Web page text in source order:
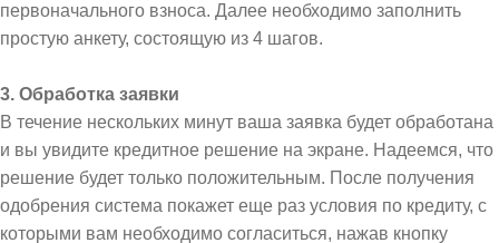
первоначального взноса. Далее необходимо заполнить
простую анкету, состоящую из 4 шагов.
3. Обработка заявки
В течение нескольких минут ваша заявка будет обработана
и вы увидите кредитное решение на экране. Надеемся, что
решение будет только положительным. После получения
одобрения система покажет еще раз условия по кредиту, с
которыми вам необходимо согласиться, нажав кнопку